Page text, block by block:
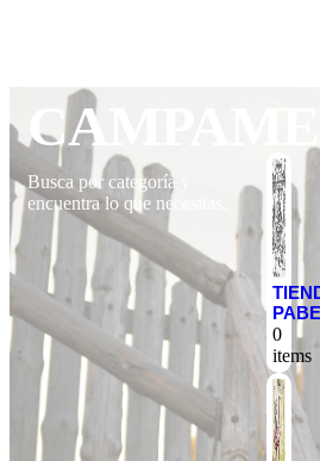
Busca por categoría y
encuentra lo que necesitas.
0
items